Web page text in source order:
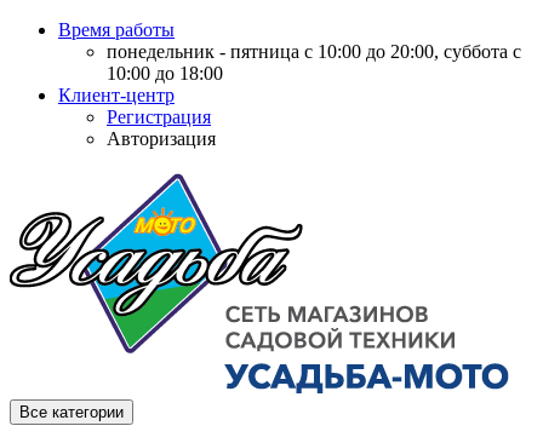
Время работы
понедельник - пятница с 10:00 до 20:00, суббота с
10:00 до 18:00
Клиент-центр
Регистрация
Авторизация
Все категории